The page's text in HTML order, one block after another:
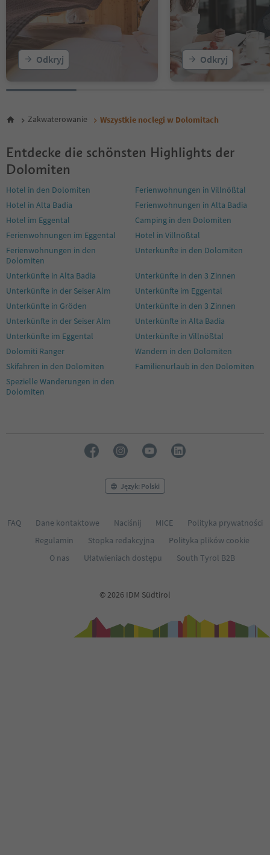
34
35
Odkryj Odkryj
Zakwaterowanie Wszystkie noclegi w Dolomitach
Entdecke die schönsten Highlights der
Dolomiten
Hotel in den Dolomiten
Ferienwohnungen in Villnößtal
Hotel in Alta Badia
Ferienwohnungen in Alta Badia
Hotel im Eggental
Camping in den Dolomiten
Ferienwohnungen im Eggental
Hotel in Villnößtal
Ferienwohnungen in den
Dolomiten
Unterkünfte in den Dolomiten
Unterkünfte in Alta Badia
Unterkünfte in den 3 Zinnen
Unterkünfte in der Seiser Alm
Unterkünfte im Eggental
Unterkünfte in Gröden
Unterkünfte in den 3 Zinnen
Unterkünfte in der Seiser Alm
Unterkünfte in Alta Badia
Unterkünfte im Eggental
Unterkünfte in Villnößtal
Dolomiti Ranger
Wandern in den Dolomiten
Skifahren in den Dolomiten
Familienurlaub in den Dolomiten
Spezielle Wanderungen in den
Dolomiten
Język: Polski
FAQ Dane kontaktowe Naciśnij MICE
Polityka prywatności
Regulamin
Stopka redakcyjna
Polityka plików cookie
O nas
Ułatwieniach dostępu South Tyrol B2B
© 2026 IDM Südtirol